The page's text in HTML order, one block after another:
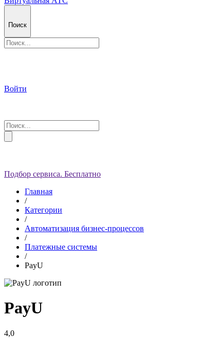
Поиск
Войти
Подбор сервиса. Бесплатно
Главная
/
Категории
/
Автоматизация бизнес-процессов
/
Платежные системы
/
PayU
PayU
4,0